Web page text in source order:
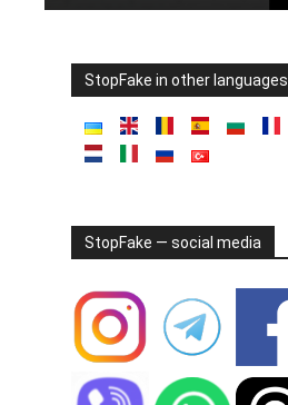
StopFake in other languages
StopFake — social media